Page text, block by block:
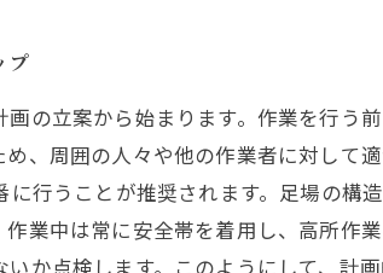
プ
の立案から始まります。作業を行う
、周囲の人々や他の作業者に対して
行うことが推奨されます。足場の構
業中は常に安全帯を着用し、高所作
か点検します。このようにして、計